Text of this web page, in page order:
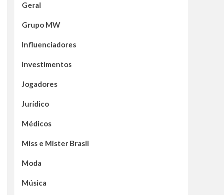
Geral
Grupo MW
Influenciadores
Investimentos
Jogadores
Jurídico
Médicos
Miss e Mister Brasil
Moda
Música